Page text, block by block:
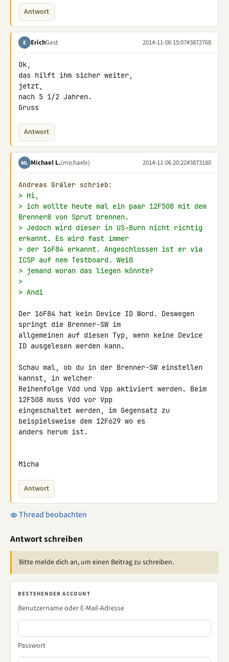
Antwort
E ErichGast 2014-11-06 15:07#3872768
Ok,
das hilft ihm sicher weiter,
jetzt,
nach 5 1/2 Jahren.
Gruss
Antwort
ML Michael L.(michaelx) 2014-11-06 20:22#3873180
Andreas Gräler schrieb:
> Hi,
> ich wollte heute mal ein paar 12F508 mit dem
Brenner8 von Sprut brennen.
> Jedoch wird dieser in US-Burn nicht richtig
erkannt. Es wird fast immer
> der 16F84 erkannt. Angeschlossen ist er via
ICSP auf nem Testboard. Weiß
> jemand woran das liegen könnte?
>
> Andi
Der 16F84 hat kein Device ID Word. Deswegen
springt die Brenner-SW im
allgemeinen auf diesen Typ, wenn keine Device
ID ausgelesen werden kann.
Schau mal, ob du in der Brenner-SW einstellen
kannst, in welcher
Reihenfolge Vdd und Vpp aktiviert werden. Beim
12F508 muss Vdd vor Vpp
eingeschaltet werden, im Gegensatz zu
beispielsweise dem 12F629 wo es
anders herum ist.
Micha
Antwort
Thread beobachten
Antwort schreiben
Bitte melde dich an, um einen Beitrag zu schreiben.
BESTEHENDER ACCOUNT
Benutzername oder E-Mail-Adresse
Passwort